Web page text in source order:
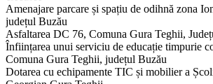
Amenajare parcare și spațiu de odihnă zona
județul Buzău
Asfaltarea DC 76, Comuna Gura Teghii,
Înființarea unui serviciu de educație timpurie
Comuna Gura Teghii, județul Buzău
Dotarea cu echipamente TIC și mobilier a